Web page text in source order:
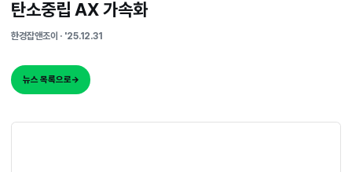
제스트(주), 중기부 TIPS 최종 선정…건
탄소중립 AX 가속화
한경잡앤조이 · '25.12.31
뉴스 목록으로→